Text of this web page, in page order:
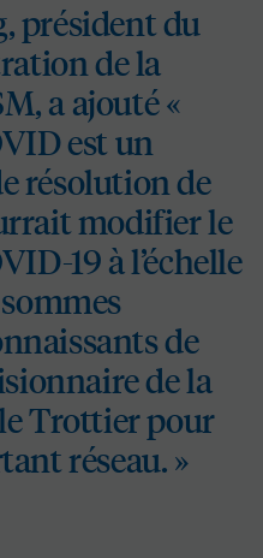
président du
de la
a ajouté «
est un
résolution de
modifier le
19 à l’échelle
de
de la
Trottier pour
réseau. »